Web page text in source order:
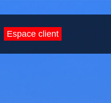
Espace client